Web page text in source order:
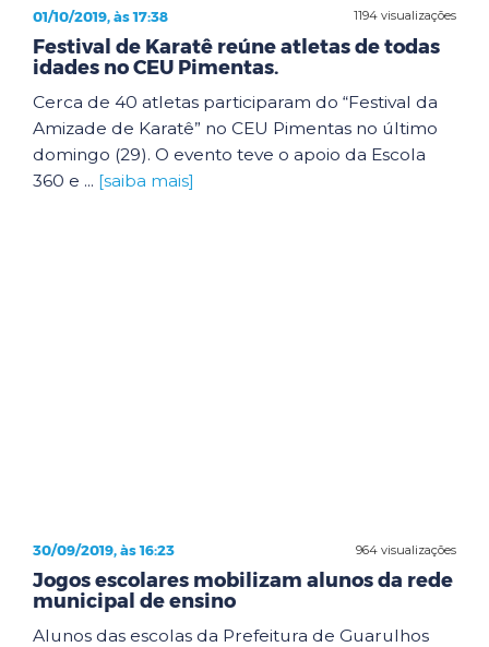
1194 visualizações
01/10/2019, às 17:38
Festival de Karatê reúne atletas de todas
idades no CEU Pimentas.
Cerca de 40 atletas participaram do “Festival da
Amizade de Karatê” no CEU Pimentas no último
domingo (29). O evento teve o apoio da Escola
360 e ... [saiba mais]
964 visualizações
30/09/2019, às 16:23
Jogos escolares mobilizam alunos da rede
municipal de ensino
Alunos das escolas da Prefeitura de Guarulhos